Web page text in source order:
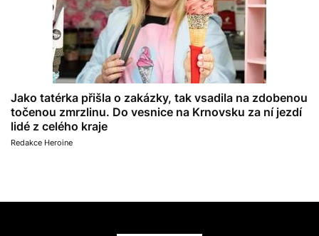
Jako tatérka přišla o zakázky, tak vsadila na zdobenou
točenou zmrzlinu. Do vesnice na Krnovsku za ní jezdí
lidé z celého kraje
Redakce Heroine